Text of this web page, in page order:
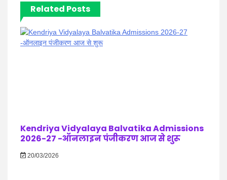
Related Posts
Kendriya Vidyalaya Balvatika Admissions
2026-27 -ऑनलाइन पंजीकरण आज से शुरू
20/03/2026